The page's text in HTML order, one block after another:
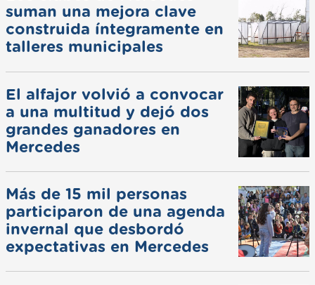
suman una mejora clave
construida íntegramente en
talleres municipales
El alfajor volvió a convocar
a una multitud y dejó dos
grandes ganadores en
Mercedes
Más de 15 mil personas
participaron de una agenda
invernal que desbordó
expectativas en Mercedes